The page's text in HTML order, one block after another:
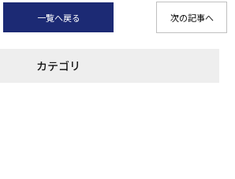
一覧へ戻る 次の記事へ
カテゴリ